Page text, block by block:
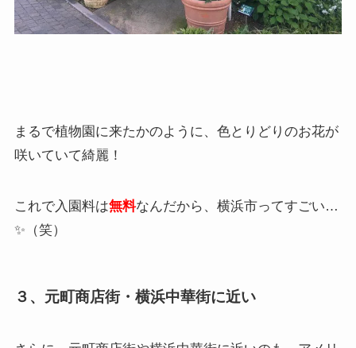
まるで植物園に来たかのように、色とりどりのお花が
咲いていて綺麗！
これで入園料は無料なんだから、横浜市ってすごい…
✨（笑）
３、元町商店街・横浜中華街に近い